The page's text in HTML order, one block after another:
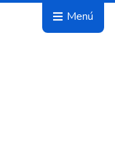
Menú